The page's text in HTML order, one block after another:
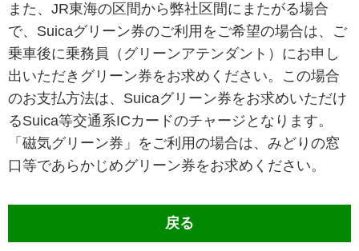
また、JR東海の区間から弊社区間にまたがる場合
で、Suicaグリーン券のご利用をご希望の場合は、ご
乗車後に乗務員（グリーンアテンダント）にお申し
出いただきグリーン券をお求めください。この場合
のお支払方法は、Suicaグリーン券をお求めいただけ
るSuica等交通系ICカードのチャージとなります。
「磁気グリーン券」をご利用の場合は、みどりの窓
口等であらかじめグリーン券をお求めください。
戻る